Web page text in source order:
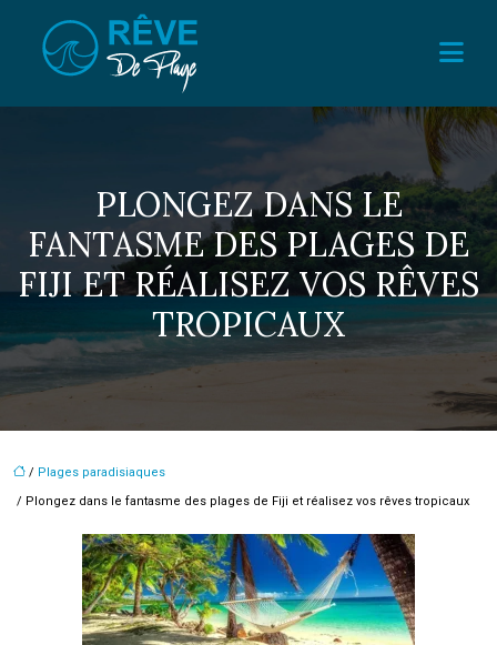
PLONGEZ DANS LE
FANTASME DES PLAGES DE
FIJI ET RÉALISEZ VOS RÊVES
TROPICAUX
/ Plages paradisiaques
/ Plongez dans le fantasme des plages de Fiji et réalisez vos rêves tropicaux